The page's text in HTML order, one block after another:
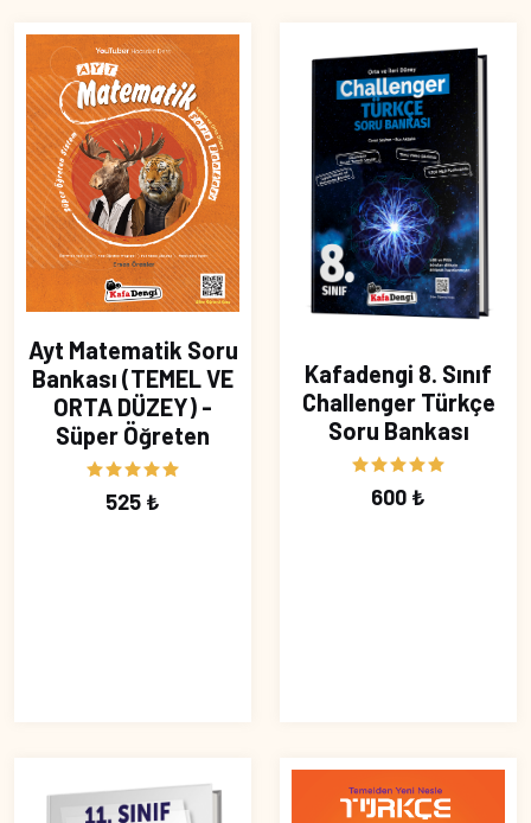
Ayt Matematik Soru
Bankası (TEMEL VE
ORTA DÜZEY) -
Süper Öğreten
525 ₺
Kafadengi 8. Sınıf
Challenger Türkçe
Soru Bankası
600 ₺